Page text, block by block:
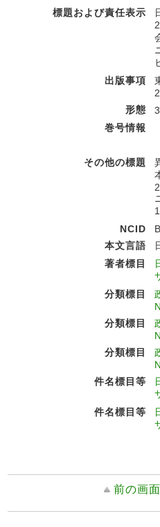
標題および責任表示
出版事項
形態
巻号情報
その他の標題
NCID
本文言語
著者標目
分類標目
分類標目
分類標目
件名標目等
件名標目等
前の画